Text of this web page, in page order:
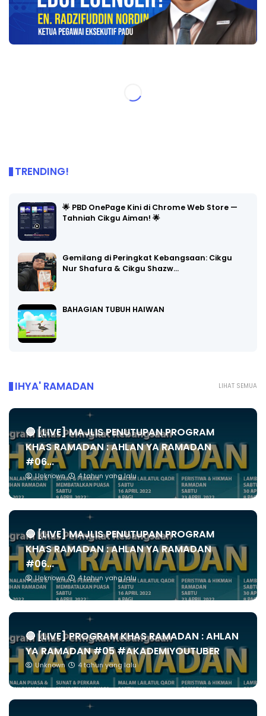
TRENDING!
🌟 PBD OnePage Kini di Chrome Web Store —
Tahniah Cikgu Aiman! 🌟
Gemilang di Peringkat Kebangsaan: Cikgu
Nur Shafura & Cikgu Shazw…
BAHAGIAN TUBUH HAIWAN
LIHAT SEMUA
IHYA' RAMADAN
🔴 [LIVE] MAJLIS PENUTUPAN PROGRAM
KHAS RAMADAN : AHLAN YA RAMADAN
#06...
Unknown 4 tahun yang lalu
🔴 [LIVE] MAJLIS PENUTUPAN PROGRAM
KHAS RAMADAN : AHLAN YA RAMADAN
#06...
Unknown 4 tahun yang lalu
🔴 [LIVE] PROGRAM KHAS RAMADAN : AHLAN
YA RAMADAN #05 #AKADEMIYOUTUBER
Unknown 4 tahun yang lalu